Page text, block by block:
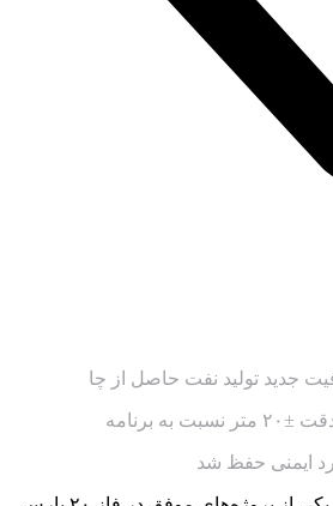
ایمنی حفظ شد